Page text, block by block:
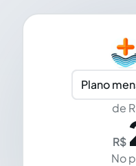
Plano
de
R$
No